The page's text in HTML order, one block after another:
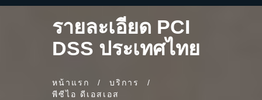
รายละเอียด PCI
DSS ประเทศไทย
หน้าแรก / บริการ
/
พีซีไอ ดีเอสเอส